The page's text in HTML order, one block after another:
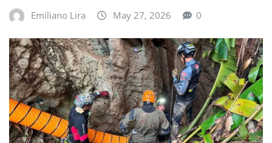
Emiliano Lira May 27, 2026 0